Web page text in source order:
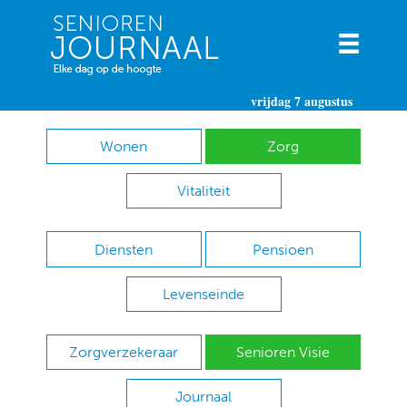
vrijdag 7 augustus
Wonen Zorg
Vitaliteit
Diensten Pensioen
Levenseinde
Zorgverzekeraar Senioren Visie
Journaal